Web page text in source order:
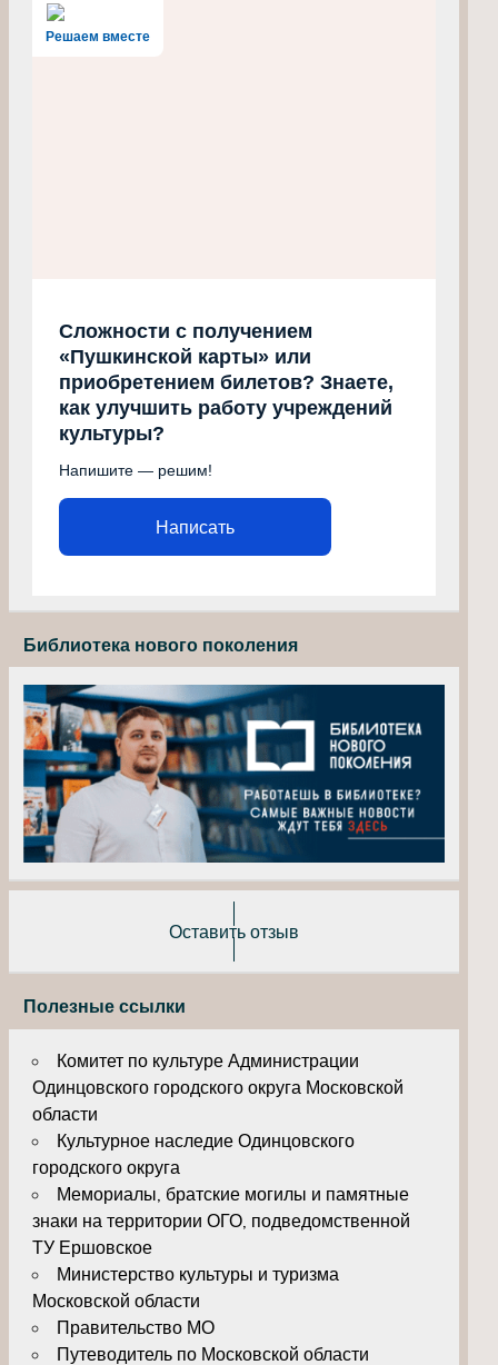
Решаем вместе
Сложности с получением
«Пушкинской карты» или
приобретением билетов? Знаете,
как улучшить работу учреждений
культуры?
Напишите — решим!
Написать
Библиотека нового поколения
Оставить отзыв
Полезные ссылки
Комитет по культуре Администрации
Одинцовского городского округа Московской
области
Культурное наследие Одинцовского
городского округа
Мемориалы, братские могилы и памятные
знаки на территории ОГО, подведомственной
ТУ Ершовское
Министерство культуры и туризма
Московской области
Правительство МО
Путеводитель по Московской области